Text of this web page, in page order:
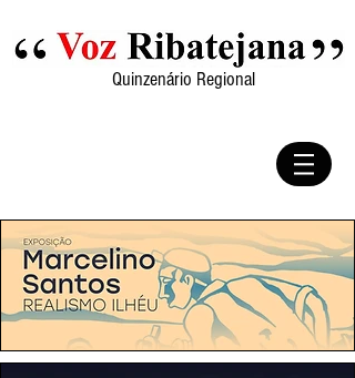
Quinzenário Regional